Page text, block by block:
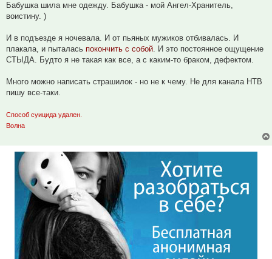
Бабушка шила мне одежду. Бабушка - мой Ангел-Хранитель,
воистину. )
И в подъезде я ночевала. И от пьяных мужиков отбивалась. И
плакала, и пыталась покончить с собой. И это постоянное ощущение
СТЫДА. Будто я не такая как все, а с каким-то браком, дефектом.
Много можно написать страшилок - но не к чему. Не для канала НТВ
пишу все-таки.
Способ суицида удален.
Волна